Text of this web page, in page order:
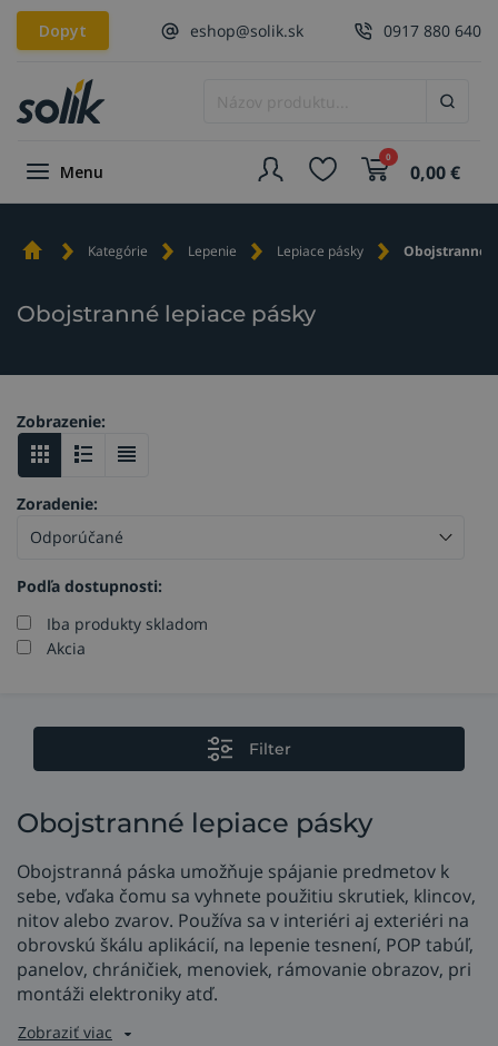
Dopyt eshop@solik.sk 0917 880 640
Menu
0
0,00€
Kategórie Lepenie Lepiace pásky Obojstranné
Obojstranné lepiace pásky
Podľa dostupnosti:
Iba produkty skladom
Akcia
Zoradenie:
Zobrazenie:
Filter
Obojstranné lepiace pásky
Obojstranná páska umožňuje spájanie predmetov k
sebe, vďaka čomu sa vyhnete použitiu skrutiek, klincov,
nitov alebo zvarov. Používa sa v interiéri aj exteriéri na
obrovskú škálu aplikácií, na lepenie tesnení, POP tabúľ,
panelov, chráničiek, menoviek, rámovanie obrazov, pri
montáži elektroniky atď.
Zobraziť viac